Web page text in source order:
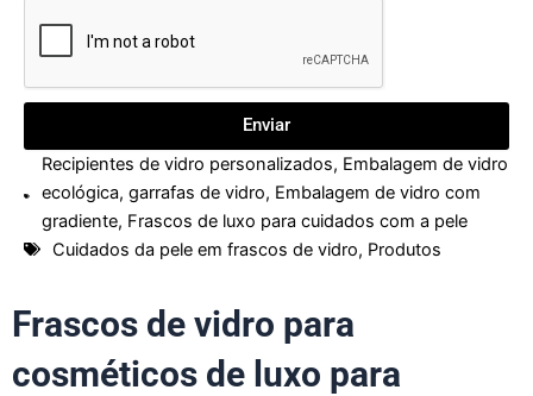
Enviar
Recipientes de vidro personalizados, Embalagem de vidro
ecológica, garrafas de vidro, Embalagem de vidro com
gradiente, Frascos de luxo para cuidados com a pele
Cuidados da pele em frascos de vidro, Produtos
Frascos de vidro para
cosméticos de luxo para